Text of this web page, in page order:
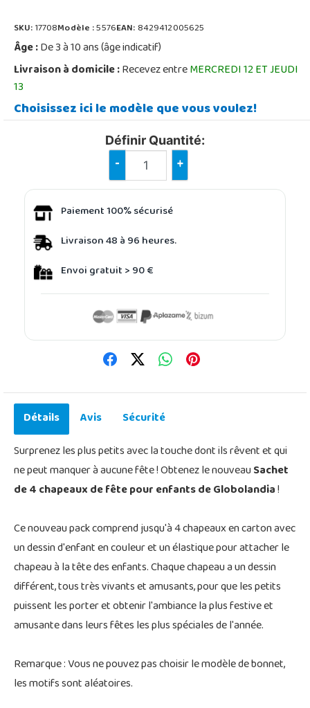
SKU:17708Modèle :5576EAN:8429412005625
Âge :De 3 à 10 ans (âge indicatif)
Livraison à domicile :Recevez entreMERCREDI 12 ET JEUDI
13
Choisissez ici le modèle que vous voulez!
Définir Quantité:
- +
Paiement 100% sécurisé
Livraison 48 à 96 heures.
Envoi gratuit > 90 €
Détails Avis
Sécurité
Surprenez les plus petits avec la touche dont ils rêvent et qui
ne peut manquer à aucune fête ! Obtenez le nouveauSachet
de 4 chapeaux de fête pour enfants de Globolandia!
Ce nouveau pack comprend jusqu'à 4 chapeaux en carton avec
un dessin d'enfant en couleur et un élastique pour attacher le
chapeau à la tête des enfants. Chaque chapeau a un dessin
différent, tous très vivants et amusants, pour que les petits
puissent les porter et obtenir l'ambiance la plus festive et
amusante dans leurs fêtes les plus spéciales de l'année.
Remarque : Vous ne pouvez pas choisir le modèle de bonnet,
les motifs sont aléatoires.